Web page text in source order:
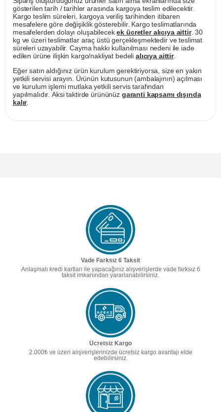
gösterilen tarih / tarihler arasında kargoya teslim edilecektir.
Kargo teslim süreleri, kargoya veriliş tarihinden itibaren
mesafelere göre değişiklik gösterebilir. Kargo teslimatlarında
mesafelerden dolayı oluşabilecekek ücretler alıcıya aittir. 30
kg ve üzeri teslimatlar araç üstü gerçekleşmektedir ve teslimat
süreleri uzayabilir. Cayma hakkı kullanılması nedeni ile iade
edilen ürüne ilişkin kargo/nakliyat bedeli alıcıya aittir.
Eğer satın aldığınız ürün kurulum gerektiriyorsa, size en yakın
yetkili servisi arayın. Ürünün kutusunun (ambalajının) açılması
ve kurulum işlemi mutlaka yetkili servis tarafından
yapılmalıdır. Aksi taktirde ürününüz garanti kapsamı dışında
kalır.
Vade Farksız 6 Taksit
Anlaşmalı kredi kartları ile yapacağınız alışverişlerde vade farksız 6
taksit imkanından yararlanabilirsiniz.
Ücretsiz Kargo
2.000₺ ve üzeri alışverişlerinizde ücretsiz kargo avantajı elde
edebilirsiniz.